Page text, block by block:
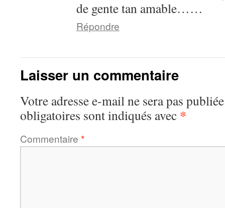
de gente tan amable……
Répondre
Laisser un commentaire
Votre adresse e-mail ne sera pas
obligatoires sont indiqués avec *
Commentaire *